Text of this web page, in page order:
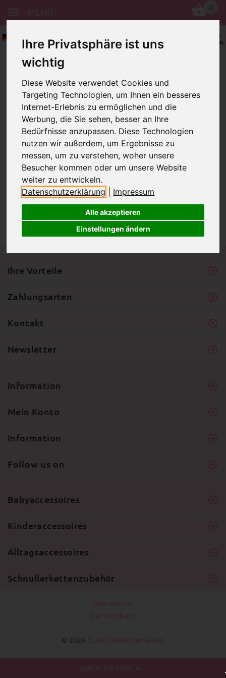
Ihre Privatsphäre ist uns
wichtig
Diese Website verwendet Cookies und
Targeting Technologien, um Ihnen ein besseres
Internet-Erlebnis zu ermöglichen und die
Werbung, die Sie sehen, besser an Ihre
Bedürfnisse anzupassen. Diese Technologien
nutzen wir außerdem, um Ergebnisse zu
messen, um zu verstehen, woher unsere
Besucher kommen oder um unsere Website
weiter zu entwickeln.
Datenschutzerklärung
Impressum
Alle akzeptieren
Einstellungen ändern
Deutsch
Seilerwaren
In dieser Kategorie gibt es derzeit keine
Artikel.
Ihre Vorteile
Zahlungsarten
Kontakt
Newsletter
Information
Mein Konto
Information
Follow us on
Babyaccessoires
Kinderaccessoires
Alltagsaccessoires
Schnullerkettenzubehör
© 2026